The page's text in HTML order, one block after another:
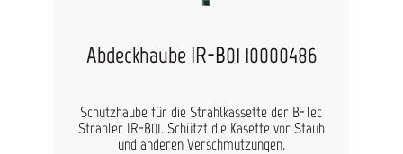
Abdeckhaube IR-B01 10000486
Schutzhaube für die Strahlkassette der B-Tec
Strahler IR-B01. Schützt die Kasette vor Staub
und anderen Verschmutzungen.